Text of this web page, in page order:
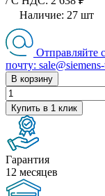
Наличие: 27 шт
Отправляйте
почту:
В корзину
Купить в 1 клик
Гарантия
12 месяцев